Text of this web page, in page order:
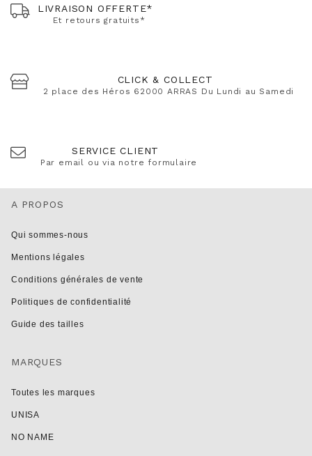
LIVRAISON OFFERTE*
Et retours gratuits*
CLICK & COLLECT
2 place des Héros 62000 ARRAS Du Lundi au Samedi
SERVICE CLIENT
Par email ou via notre formulaire
A PROPOS
Qui sommes-nous
Mentions légales
Conditions générales de vente
Politiques de confidentialité
Guide des tailles
MARQUES
Toutes les marques
UNISA
NO NAME